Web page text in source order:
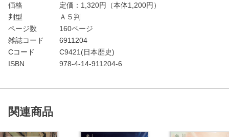
価格
定価： 1,320円（本体1,200円）
判型
Ａ５判
ページ数
160ページ
雑誌コード
6911204
Cコード
C9421(日本歴史)
ISBN
978-4-14-911204-6
関連商品